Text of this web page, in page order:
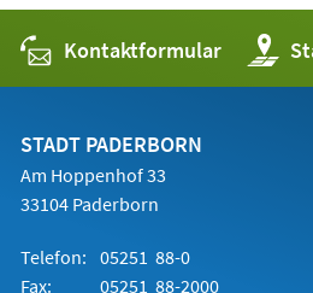
Kontaktformular (Öffnet
in
einem
STADT PADERBORN
Am Hoppenhof 33
33104 Paderborn
Telefon: 05251 88-0
Fax:
05251 88-2000